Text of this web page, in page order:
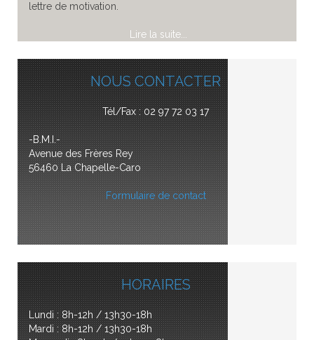
lettre de motivation.
Lire la suite...
NOUS CONTACTER
Tél/Fax : 02 97 72 03 17
-B.M.I.-
Avenue des Frères Rey
56460 La Chapelle-Caro
Formulaire de contact
HORAIRES
Lundi : 8h-12h / 13h30-18h
Mardi : 8h-12h / 13h30-18h